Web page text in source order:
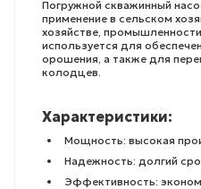
Погружной скважинный
применение в сельском
хозяйстве,
используется для
орошения, а также для
колодцев.
Характеристики:
Мощность: высокая
Надежность: долгий
Эффективность: